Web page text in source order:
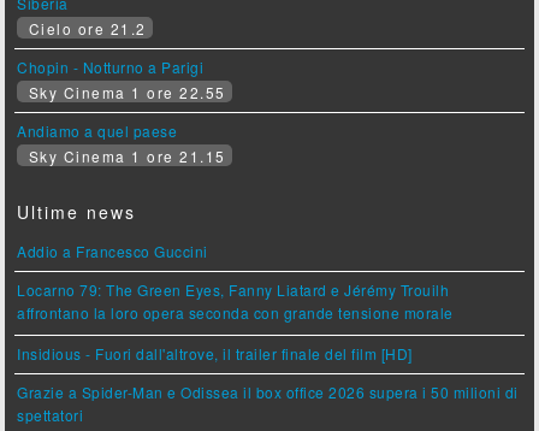
Cielo ore 21.2
Chopin - Notturno a Parigi
Sky Cinema 1 ore 22.55
Andiamo a quel paese
Sky Cinema 1 ore 21.15
Ultime news
Addio a Francesco Guccini
Locarno 79: The Green Eyes, Fanny Liatard e Jérémy Trouilh
affrontano la loro opera seconda con grande tensione morale
Insidious - Fuori dall'altrove, il trailer finale del film [HD]
Grazie a Spider-Man e Odissea il box office 2026 supera i 50 milioni di
spettatori